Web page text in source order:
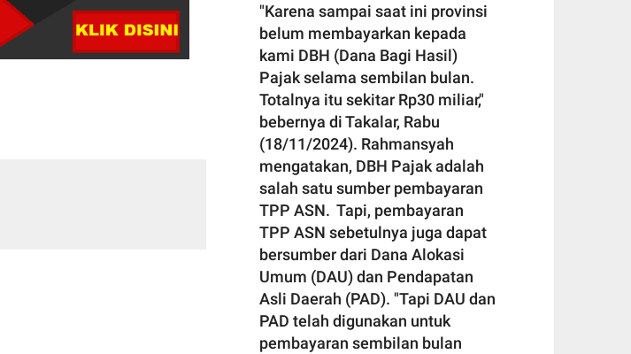
"Karena sampai saat ini provinsi
belum membayarkan kepada
kami DBH (Dana Bagi Hasil)
Pajak selama sembilan bulan.
Totalnya itu sekitar Rp30 miliar,"
bebernya di Takalar, Rabu
(18/11/2024). Rahmansyah
mengatakan, DBH Pajak adalah
salah satu sumber pembayaran
TPP ASN. Tapi, pembayaran
TPP ASN sebetulnya juga dapat
bersumber dari Dana Alokasi
Umum (DAU) dan Pendapatan
Asli Daerah (PAD). "Tapi DAU dan
PAD telah digunakan untuk
pembayaran sembilan bulan